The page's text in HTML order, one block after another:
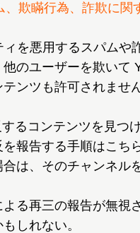
、欺瞞行為、詐欺に関
を悪用するスパムや
のユーザーを欺いて
ンツも許可されません
るコンテンツを見つ
報告する手順はこち
は、そのチャンネル
る再三の報告が無視
しれない。